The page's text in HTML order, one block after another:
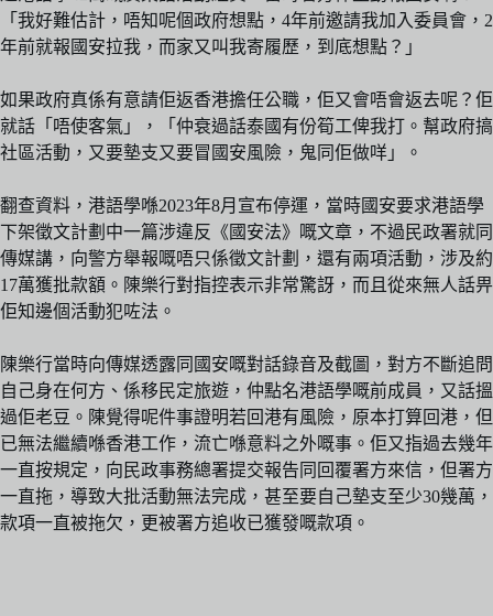
「我好難估計，唔知呢個政府想點，4年前邀請我加入委員會，2
年前就報國安拉我，而家又叫我寄履歷，到底想點？」
如果政府真係有意請佢返香港擔任公職，佢又會唔會返去呢？佢
就話「唔使客氣」，「仲衰過話泰國有份筍工俾我打。幫政府搞
社區活動，又要墊支又要冒國安風險，鬼同佢做咩」。
翻查資料，港語學喺2023年8月宣布停運，當時國安要求港語學
下架徵文計劃中一篇涉違反《國安法》嘅文章，不過民政署就同
傳媒講，向警方舉報嘅唔只係徵文計劃，還有兩項活動，涉及約
17萬獲批款額。陳樂行對指控表示非常驚訝，而且從來無人話畀
佢知邊個活動犯咗法。
陳樂行當時向傳媒透露同國安嘅對話錄音及截圖，對方不斷追問
自己身在何方、係移民定旅遊，仲點名港語學嘅前成員，又話搵
過佢老豆。陳覺得呢件事證明若回港有風險，原本打算回港，但
已無法繼續喺香港工作，流亡喺意料之外嘅事。佢又指過去幾年
一直按規定，向民政事務總署提交報告同回覆署方來信，但署方
一直拖，導致大批活動無法完成，甚至要自己墊支至少30幾萬，
款項一直被拖欠，更被署方追收已獲發嘅款項。